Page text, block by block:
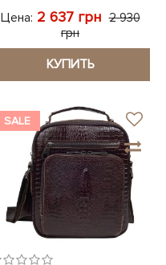
Цена: 2 637 грн 2 930
грн
КУПИТЬ
SALE